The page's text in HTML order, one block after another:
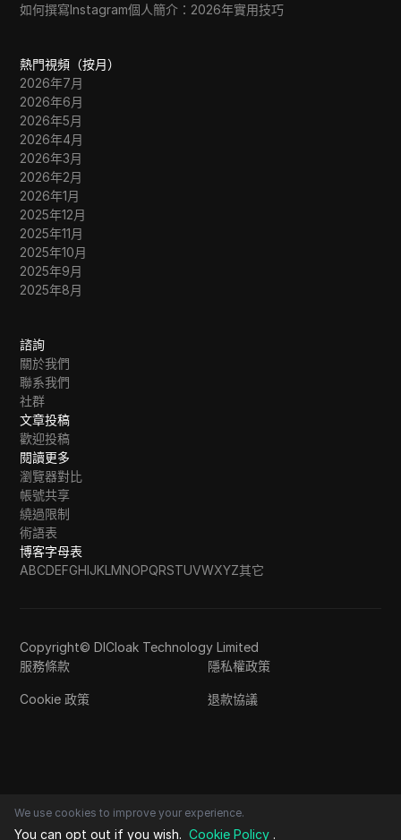
如何撰寫Instagram個人簡介：2026年實用技巧
熱門視頻（按月）
2026年7月
2026年6月
2026年5月
2026年4月
2026年3月
2026年2月
2026年1月
2025年12月
2025年11月
2025年10月
2025年9月
2025年8月
諮詢
關於我們
聯系我們
社群
文章投稿
歡迎投稿
閱讀更多
瀏覽器對比
帳號共享
繞過限制
術語表
博客字母表
ABCDEFGHIJKLMNOPQRSTUVWXYZ其它
Copyright© DICloak Technology Limited
服務條款
隱私權政策
Cookie 政策 退款協議
We use cookies to improve your experience.
You can opt out if you wish. Cookie Policy .